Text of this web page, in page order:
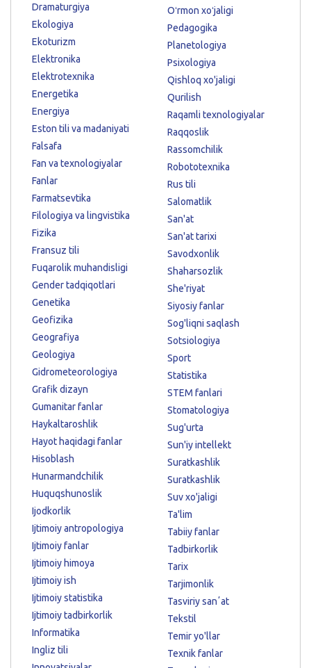
Dramaturgiya
Ekologiya
Ekoturizm
Elektronika
Elektrotexnika
Energetika
Energiya
Eston tili va madaniyati
Falsafa
Fan va texnologiyalar
Fanlar
Farmatsevtika
Filologiya va lingvistika
Fizika
Fransuz tili
Fuqarolik muhandisligi
Gender tadqiqotlari
Genetika
Geofizika
Geografiya
Geologiya
Gidrometeorologiya
Grafik dizayn
Gumanitar fanlar
Haykaltaroshlik
Hayot haqidagi fanlar
Hisoblash
Hunarmandchilik
Huquqshunoslik
Ijodkorlik
Ijtimoiy antropologiya
Ijtimoiy fanlar
Ijtimoiy himoya
Ijtimoiy ish
Ijtimoiy statistika
Ijtimoiy tadbirkorlik
Informatika
Ingliz tili
Oʻrmon xoʻjaligi
Pedagogika
Planetologiya
Psixologiya
Qishloq xo'jaligi
Qurilish
Raqamli texnologiyalar
Raqqoslik
Rassomchilik
Robototexnika
Rus tili
Salomatlik
San'at
San'at tarixi
Savodxonlik
Shaharsozlik
She'riyat
Siyosiy fanlar
Sog'liqni saqlash
Sotsiologiya
Sport
Statistika
STEM fanlari
Stomatologiya
Sug'urta
Sun'iy intellekt
Suratkashlik
Suratkashlik
Suv xo'jaligi
Ta'lim
Tabiiy fanlar
Tadbirkorlik
Tarix
Tarjimonlik
Tasviriy sanʼat
Tekstil
Temir yo'llar
Texnik fanlar